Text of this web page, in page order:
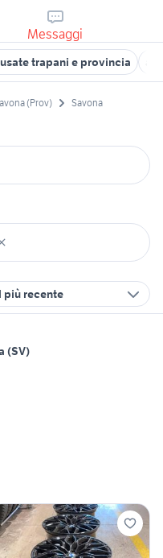
Messaggi
trapani e provincia
(Prov) Savona
più recente
(SV)